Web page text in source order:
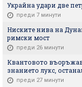
Украйна удари две
преди 7 минути
Ниските нива на
римски мост
преди 26 минути
Квантовото
знанието лукс,
преди 27 минути